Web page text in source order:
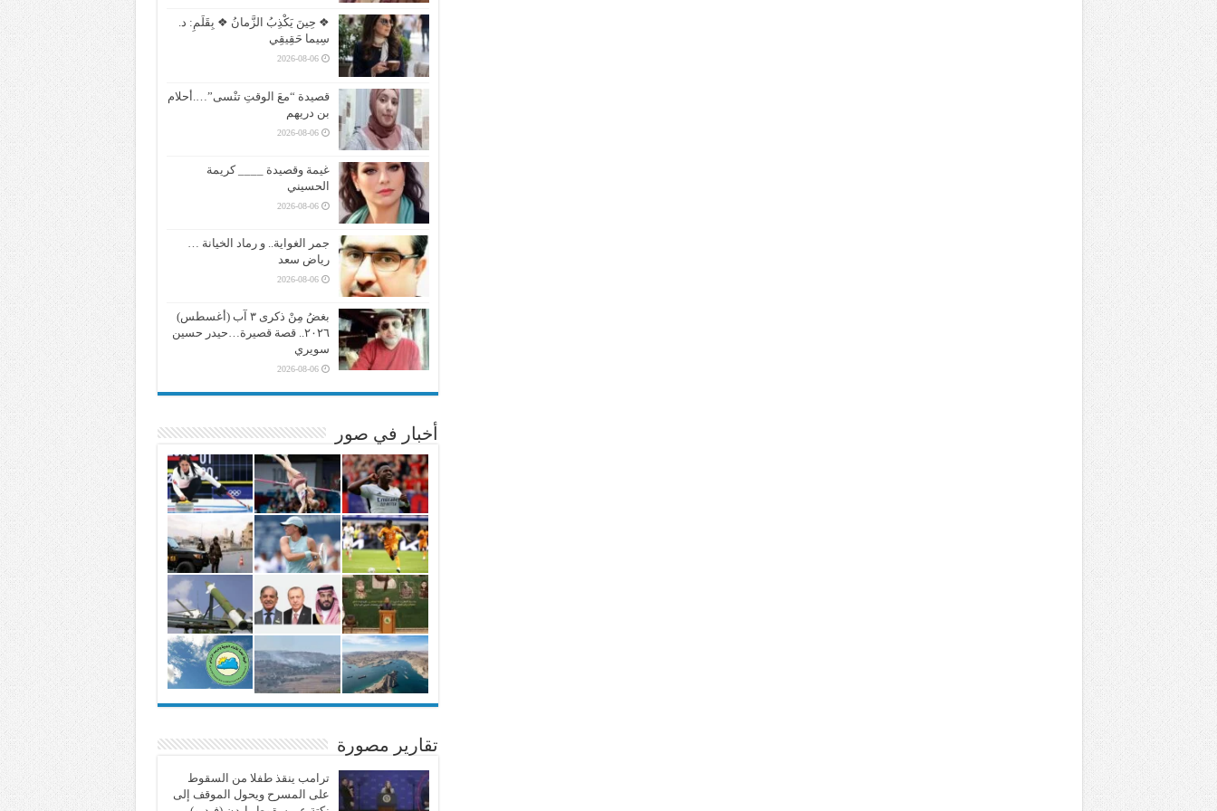
❖ حِينَ يَكْذِبُ الزَّمانُ ❖ بِقَلَمِ: د.
سِيما حَقِيقِي
2026-08-06
قصيدة “معَ الوقتِ تنْسى”….أحلام
بن دريهم
2026-08-06
غيمة وقصيدة ____ كريمة
الحسيني
2026-08-06
جمر الغواية.. و رماد الخيانة …
رياض سعد
2026-08-06
بغضُ مِنْ ذكرى ٣ آب (أغسطس)
٢٠٢٦.. قصة قصيرة…حيدر حسين
سويري
2026-08-06
أخبار في صور
تقارير مصورة
ترامب ينقذ طفلا من السقوط
على المسرح ويحول الموقف إلى